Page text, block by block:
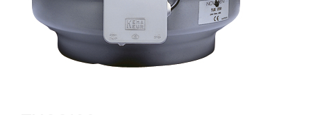
Lighting and Electrical
Equipment